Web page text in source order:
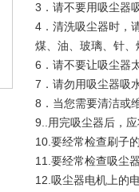
3．请不要用吸尘器
4．清洗吸尘器时，
煤、油、玻璃、针
6．请不要让吸尘器
7．请勿用吸尘器吸
8．当您需要清洁或
9..用完吸尘器后，
10.要经常检查刷子
11.要经常检查吸尘
12.吸尘器电机上的